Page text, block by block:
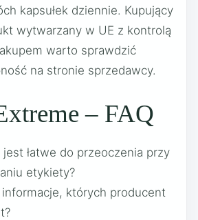
kapsułek dziennie. Kupujący
wytwarzany w UE z kontrolą
warto sprawdzić
na stronie sprzedawcy.
– FAQ
łatwe do przeoczenia przy
etykiety?
których producent